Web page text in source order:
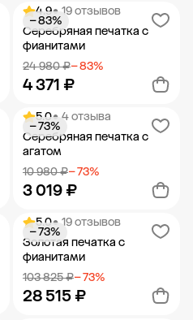
Добавить в корзину
4.9• 19 отзывов
Серебряная печатка с
фианитами
24 980 ₽− 83%
4 371 ₽
− 83%
Добавить в корзину
5.0• 4 отзыва
Серебряная печатка с
агатом
10 980 ₽− 73%
3 019 ₽
− 73%
Добавить в корзину
5.0• 19 отзывов
Золотая печатка с
фианитами
103 825 ₽− 73%
28 515 ₽
− 73%